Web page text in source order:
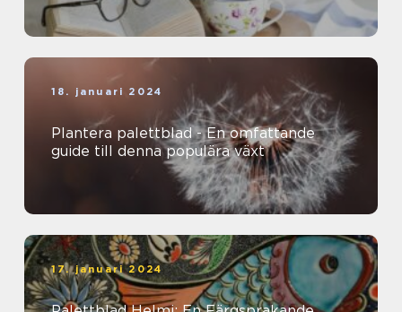
18. januari 2024
Plantera palettblad - En omfattande
guide till denna populära växt
17. januari 2024